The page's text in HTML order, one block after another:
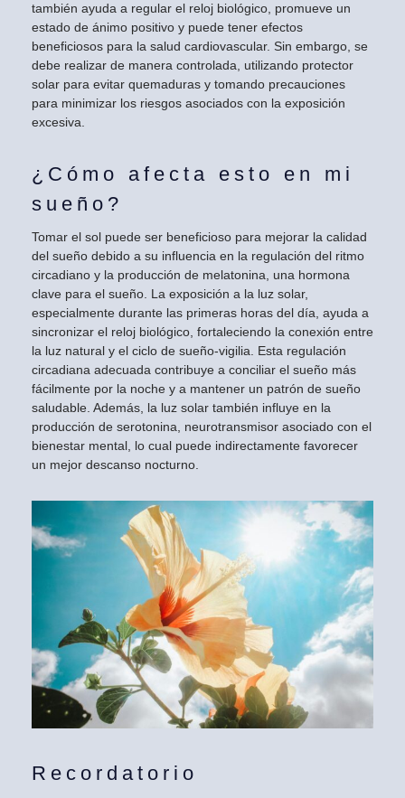
también ayuda a regular el reloj biológico, promueve un
estado de ánimo positivo y puede tener efectos
beneficiosos para la salud cardiovascular. Sin embargo, se
debe realizar de manera controlada, utilizando protector
solar para evitar quemaduras y tomando precauciones
para minimizar los riesgos asociados con la exposición
excesiva.
¿Cómo afecta esto en mi
sueño?
Tomar el sol puede ser beneficioso para mejorar la calidad
del sueño debido a su influencia en la regulación del ritmo
circadiano y la producción de melatonina, una hormona
clave para el sueño. La exposición a la luz solar,
especialmente durante las primeras horas del día, ayuda a
sincronizar el reloj biológico, fortaleciendo la conexión entre
la luz natural y el ciclo de sueño-vigilia. Esta regulación
circadiana adecuada contribuye a conciliar el sueño más
fácilmente por la noche y a mantener un patrón de sueño
saludable. Además, la luz solar también influye en la
producción de serotonina, neurotransmisor asociado con el
bienestar mental, lo cual puede indirectamente favorecer
un mejor descanso nocturno.
Recordatorio